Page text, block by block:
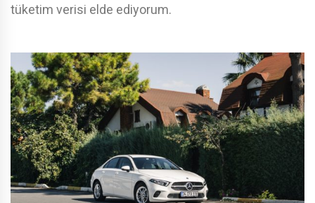
tüketim verisi elde ediyorum.